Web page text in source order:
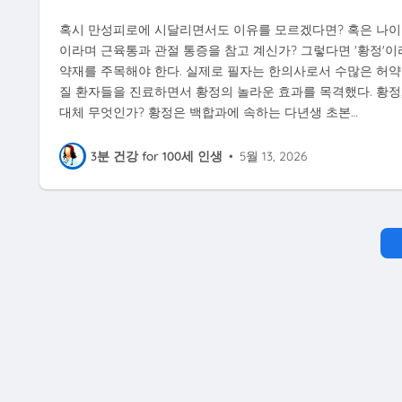
혹시 만성피로에 시달리면서도 이유를 모르겠다면? 혹은 나
이라며 근육통과 관절 통증을 참고 계신가? 그렇다면 '황정'이
약재를 주목해야 한다. 실제로 필자는 한의사로서 수많은 허
질 환자들을 진료하면서 황정의 놀라운 효과를 목격했다. 황
대체 무엇인가? 황정은 백합과에 속하는 다년생 초본…
3분 건강 for 100세 인생 • 5월 13, 2026